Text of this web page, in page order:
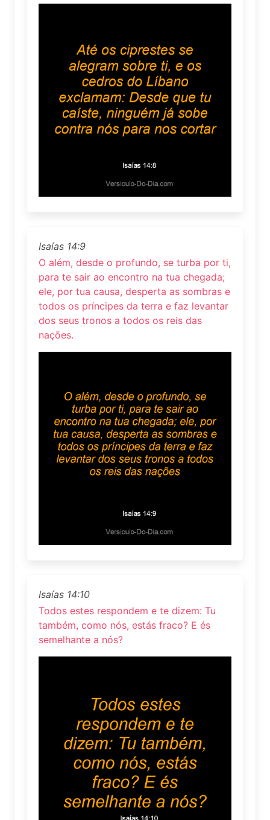
Isaías 14:9
O além, desde o profundo, se turba por ti,
para te sair ao encontro na tua chegada;
ele, por tua causa, desperta as sombras e
todos os príncipes da terra e faz levantar
dos seus tronos a todos os reis das
nações.
Isaías 14:10
Todos estes respondem e te dizem: Tu
também, como nós, estás fraco? E és
semelhante a nós?